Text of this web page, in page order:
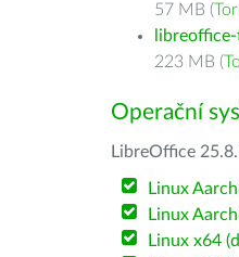
57 MB (
223 MB (
Operační
LibreOffice
Linux
Linux
Linux x64